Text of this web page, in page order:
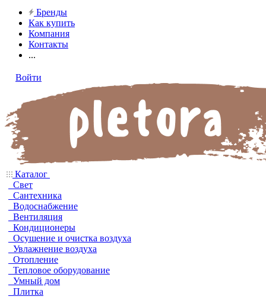
Бренды
Как купить
Компания
Контакты
...
Войти
Каталог
Свет
Сантехника
Водоснабжение
Вентиляция
Кондиционеры
Осушение и очистка воздуха
Увлажнение воздуха
Отопление
Тепловое оборудование
Умный дом
Плитка